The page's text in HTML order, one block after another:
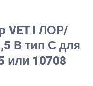
VET I ЛОР/
В тип С для
или 10708